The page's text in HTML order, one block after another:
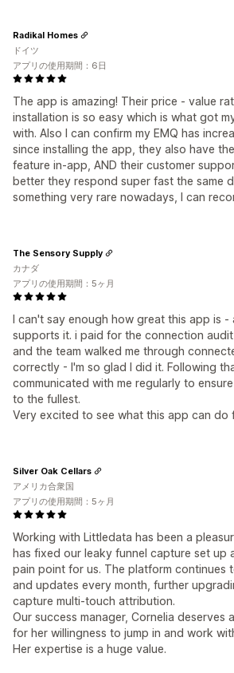
The app is amazing! Their price - value
installation is so easy which is what got
with. Also I can confirm my EMQ has
since installing the app, they also have
feature in-app, AND their customer
better they respond super fast the same
something very rare nowadays, I can
Radikal Homes
ドイツ
アプリの使用期間：6日
I can't say enough how great this app is
supports it. i paid for the connection
and the team walked me through
correctly - I'm so glad I did it. Following
communicated with me regularly to
to the fullest.
Very excited to see what this app can do
The Sensory Supply
カナダ
アプリの使用期間：5ヶ月
Working with Littledata has been a
has fixed our leaky funnel capture set up
pain point for us. The platform continues
and updates every month, further
capture multi-touch attribution.
Our success manager, Cornelia deserves
for her willingness to jump in and work
Her expertise is a huge value.
Silver Oak Cellars
アメリカ合衆国
アプリの使用期間：5ヶ月